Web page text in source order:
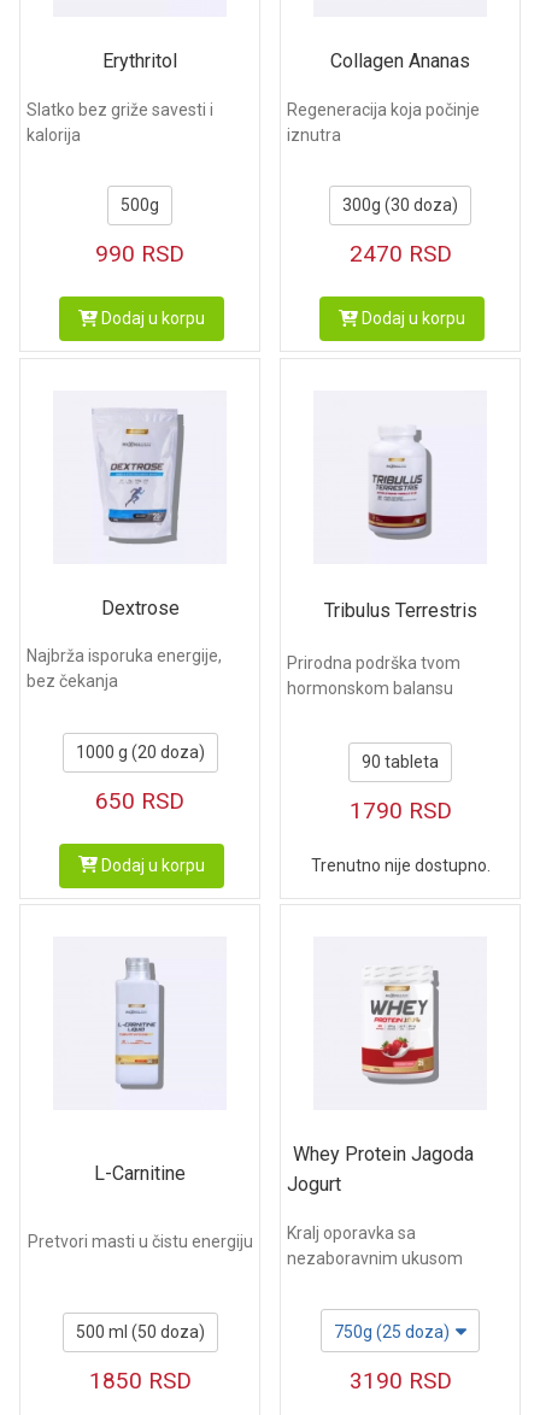
Erythritol
Slatko bez griže savesti i
kalorija
500g
990 RSD
Dodaj u korpu
Collagen Ananas
Regeneracija koja počinje
iznutra
300g (30 doza)
2470 RSD
Dodaj u korpu
Dextrose
Najbrža isporuka energije,
bez čekanja
1000 g (20 doza)
650 RSD
Dodaj u korpu
Tribulus Terrestris
Prirodna podrška tvom
hormonskom balansu
90 tableta
1790 RSD
Trenutno nije dostupno.
L-Carnitine
Pretvori masti u čistu energiju
500 ml (50 doza)
1850 RSD
Whey Protein Jagoda
Jogurt
Kralj oporavka sa
nezaboravnim ukusom
750g (25 doza)
3190 RSD